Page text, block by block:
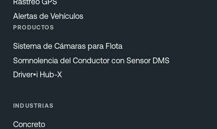
Alertas de Vehículos
PRODUCTOS
Sistema de Cámaras para Flota
Somnolencia del Conductor con Sensor DMS
Driver•i Hub-X
INDUSTRIAS
Concreto